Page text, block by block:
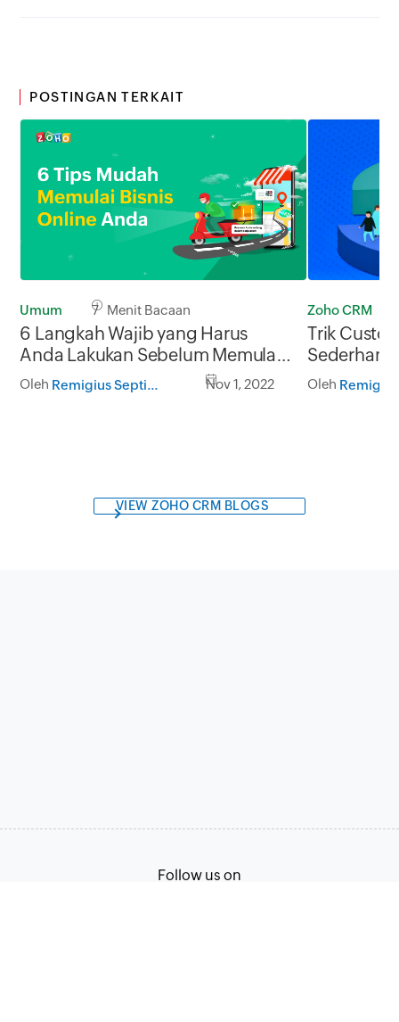
POSTINGAN TERKAIT
Umum 7 Menit Bacaan
6 Langkah Wajib yang Harus
Anda Lakukan Sebelum Memulai
Bisnis Online
Oleh Remigius Septian Hermawan Nov 1, 2022
Zoho CRM
Trik
yang Lebih
Oleh
VIEW ZOHO CRM BLOGS
Follow us on